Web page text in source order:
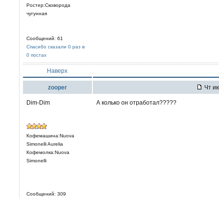
Ростер:Сковорода
чугунная
Сообщений: 61
Спасибо сказали 0 раз в
0 постах
Наверх
zooper Чт
Dim-Dim
Кофемашина:Nuova
Simonelli Aurelia
Кофемолка:Nuova
Simonelli
Сообщений: 309
А колько он отработал?????